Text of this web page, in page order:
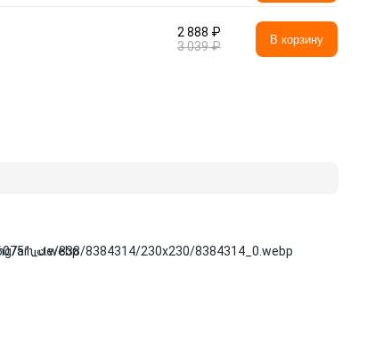
2 888 ₽
3 039 ₽
В корзину